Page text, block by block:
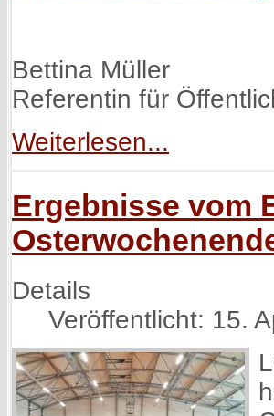
Bettina Müller
Referentin für
Weiterlesen...
Ergebnisse vom
Details
Veröffentlicht: 15.